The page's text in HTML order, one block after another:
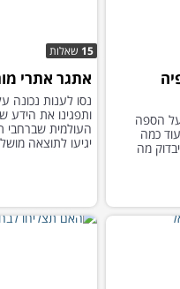
על הספה
כמה
מה
15 שאלות
אתגר אתרי
ותפגינו את הידע
העולמית שברחבי
יגיעו לתוצאה